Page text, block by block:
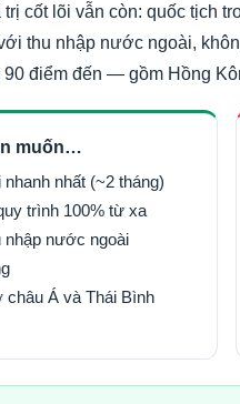
cốt lõi vẫn còn: quốc tịch
thu nhập nước ngoài,
điểm đến — gồm Hồng
muốn…
nhất (~2 tháng)
trình 100% từ xa
nhập nước ngoài
châu Á và Thái Bình